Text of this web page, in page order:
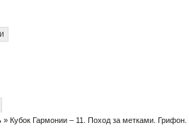
» Кубок Гармонии – 11. Поход за метками. Грифон.